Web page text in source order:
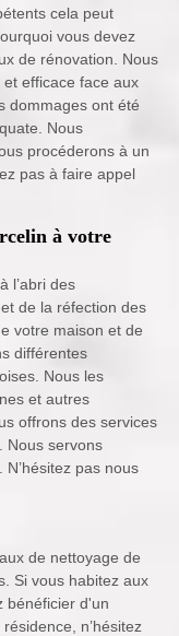
cela peut
vous devez
de rénovation. Nous
efficace face aux
dommages ont été
Nous
procéderons à un
pas à faire appel
à votre
l’abri des
de la réfection des
votre maison et de
différentes
Nous les
et autres
offrons des services
Nous servons
pas nous
de nettoyage de
Si vous habitez aux
bénéficier d'un
n’hésitez